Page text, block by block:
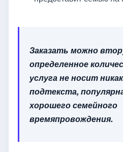
Заказать можно
определенное
услуга не носит
подтекста,
хорошего семейного
времяпровождения.